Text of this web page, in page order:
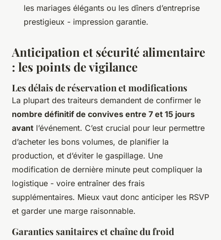
les mariages élégants ou les dîners d’entreprise
prestigieux - impression garantie.
Anticipation et sécurité alimentaire
: les points de vigilance
Les délais de réservation et modifications
La plupart des traiteurs demandent de confirmer le
nombre définitif de convives entre 7 et 15 jours
avant l’événement. C’est crucial pour leur permettre
d’acheter les bons volumes, de planifier la
production, et d’éviter le gaspillage. Une
modification de dernière minute peut compliquer la
logistique - voire entraîner des frais
supplémentaires. Mieux vaut donc anticiper les RSVP
et garder une marge raisonnable.
Garanties sanitaires et chaîne du froid